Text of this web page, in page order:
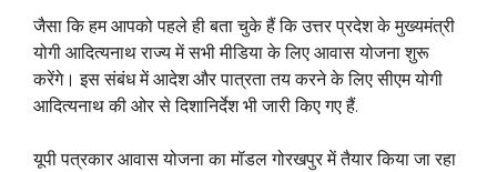
जैसा कि हम आपको पहले ही बता चुके हैं कि उत्तर प्रदेश के मुख्यमंत्री
योगी आदित्यनाथ राज्य में सभी मीडिया के लिए आवास योजना शुरू
करेंगे। इस संबंध में आदेश और पात्रता तय करने के लिए सीएम योगी
आदित्यनाथ की ओर से दिशानिर्देश भी जारी किए गए हैं.
यूपी पत्रकार आवास योजना का मॉडल गोरखपुर में तैयार किया जा रहा